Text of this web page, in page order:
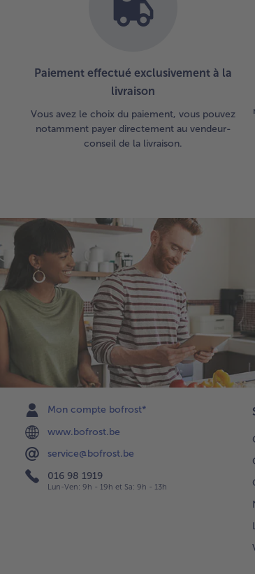
Paiement effectué exclusivement à la
livraison
Vous avez le choix du paiement, vous pouvez
notamment payer directement au vendeur-
conseil de la livraison.
Mon compte bofrost*
www.bofrost.be
service@bofrost.be
016 98 1919
Lun-Ven: 9h - 19h et Sa: 9h - 13h